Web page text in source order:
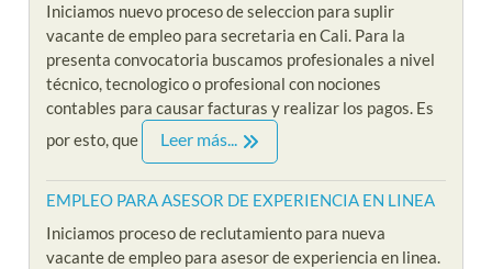
Iniciamos nuevo proceso de seleccion para suplir
vacante de empleo para secretaria en Cali. Para la
presenta convocatoria buscamos profesionales a nivel
técnico, tecnologico o profesional con nociones
contables para causar facturas y realizar los pagos. Es
por esto, que
Leer más...
EMPLEO PARA ASESOR DE EXPERIENCIA EN LINEA
Iniciamos proceso de reclutamiento para nueva
vacante de empleo para asesor de experiencia en linea.